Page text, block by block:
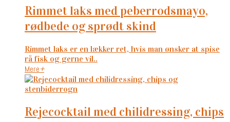
rimmet laks med peberrodsmayo,
rødbede og sprødt skind
Rimmet laks er en lækker ret, hvis man ønsker at spise
rå fisk og gerne vil..
Mere+
rejecocktail med chilidressing, chips